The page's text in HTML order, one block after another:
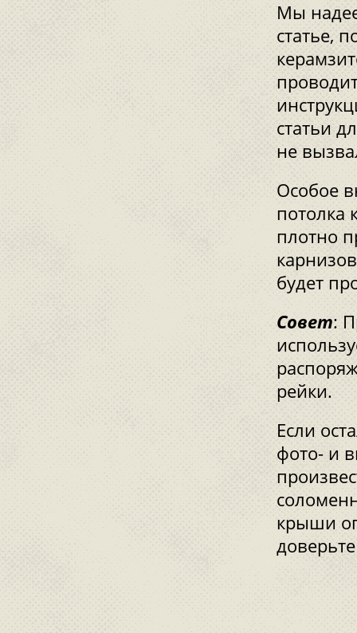
Мы
статье,
статьи
не
Особое
потолка
плотно
будет
Совет:
рейки.
Если
фото- и
крыши